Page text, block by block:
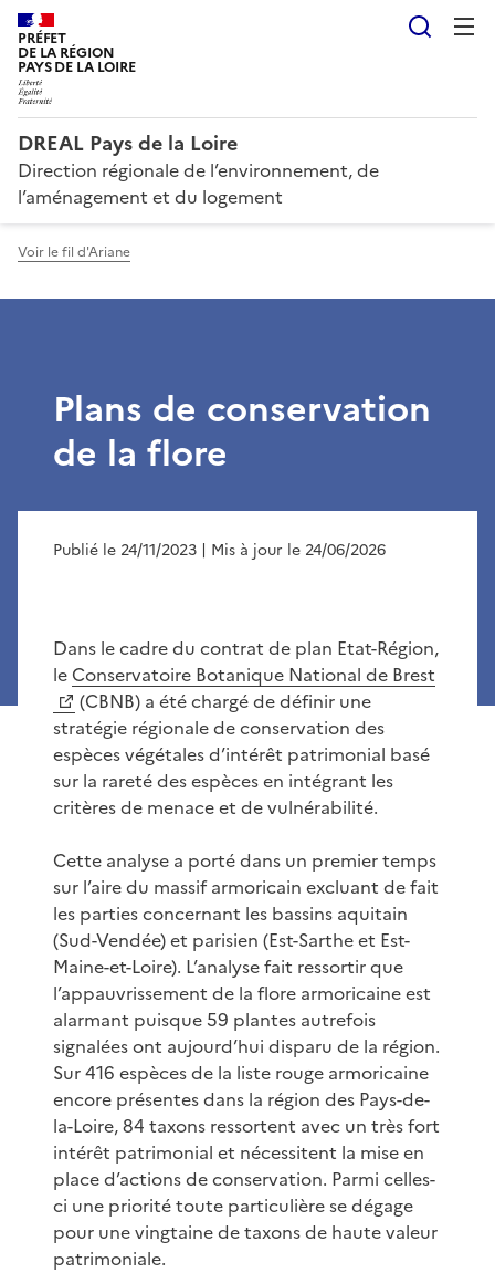
PRÉFET
DE LA RÉGION
PAYS DE LA LOIRE
DREAL Pays de la Loire
Direction régionale de l’environnement, de
l’aménagement et du logement
Voir le fil d'Ariane
Plans de conservation
de la flore
Publié le 24/11/2023 | Mis à jour le 24/06/2026
Dans le cadre du contrat de plan Etat-Région,
le Conservatoire Botanique National de Brest
(CBNB) a été chargé de définir une
stratégie régionale de conservation des
espèces végétales d’intérêt patrimonial basé
sur la rareté des espèces en intégrant les
critères de menace et de vulnérabilité.
Cette analyse a porté dans un premier temps
sur l’aire du massif armoricain excluant de fait
les parties concernant les bassins aquitain
(Sud-Vendée) et parisien (Est-Sarthe et Est-
Maine-et-Loire). L’analyse fait ressortir que
l’appauvrissement de la flore armoricaine est
alarmant puisque 59 plantes autrefois
signalées ont aujourd’hui disparu de la région.
Sur 416 espèces de la liste rouge armoricaine
encore présentes dans la région des Pays-de-
la-Loire, 84 taxons ressortent avec un très fort
intérêt patrimonial et nécessitent la mise en
place d’actions de conservation. Parmi celles-
ci une priorité toute particulière se dégage
pour une vingtaine de taxons de haute valeur
patrimoniale.